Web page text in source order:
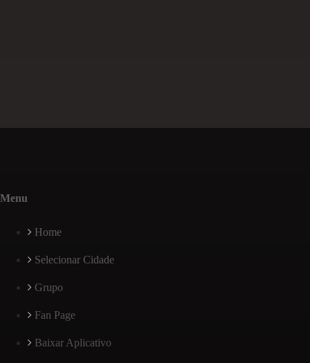
Menu
Home
Selecionar Cidade
Grupo
Fan Page
Baixar Aplicativo